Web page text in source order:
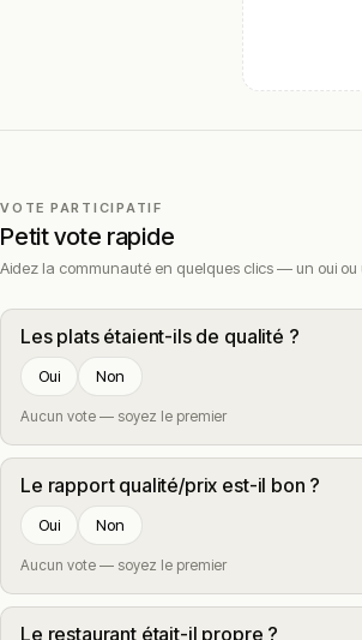
VOTE PARTICIPATIF
Petit vote rapide
Aidez la communauté en quelques clics — un oui ou
Les plats étaient-ils de qualité ?
Oui Non
Aucun vote — soyez le premier
Le rapport qualité/prix est-il bon ?
Oui Non
Aucun vote — soyez le premier
Le restaurant était-il propre ?